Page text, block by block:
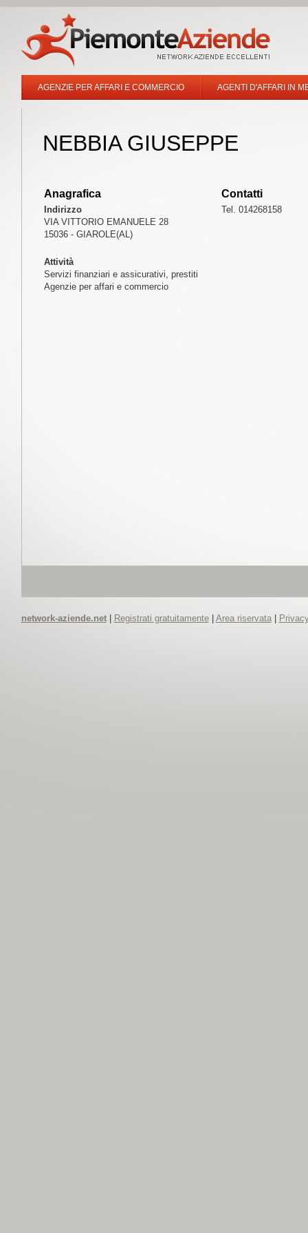
AGENZIE PER AFFARI E COMMERCIO AGENTI D'AFFARI IN
NEBBIA GIUSEPPE
Anagrafica
Indirizzo
VIA VITTORIO EMANUELE 28
15036 - GIAROLE(AL)
Contatti
Tel. 014268158
Attività
Servizi finanziari e assicurativi, prestiti
Agenzie per affari e commercio
network-aziende.net| Registrati gratuitamente| Area riservata|